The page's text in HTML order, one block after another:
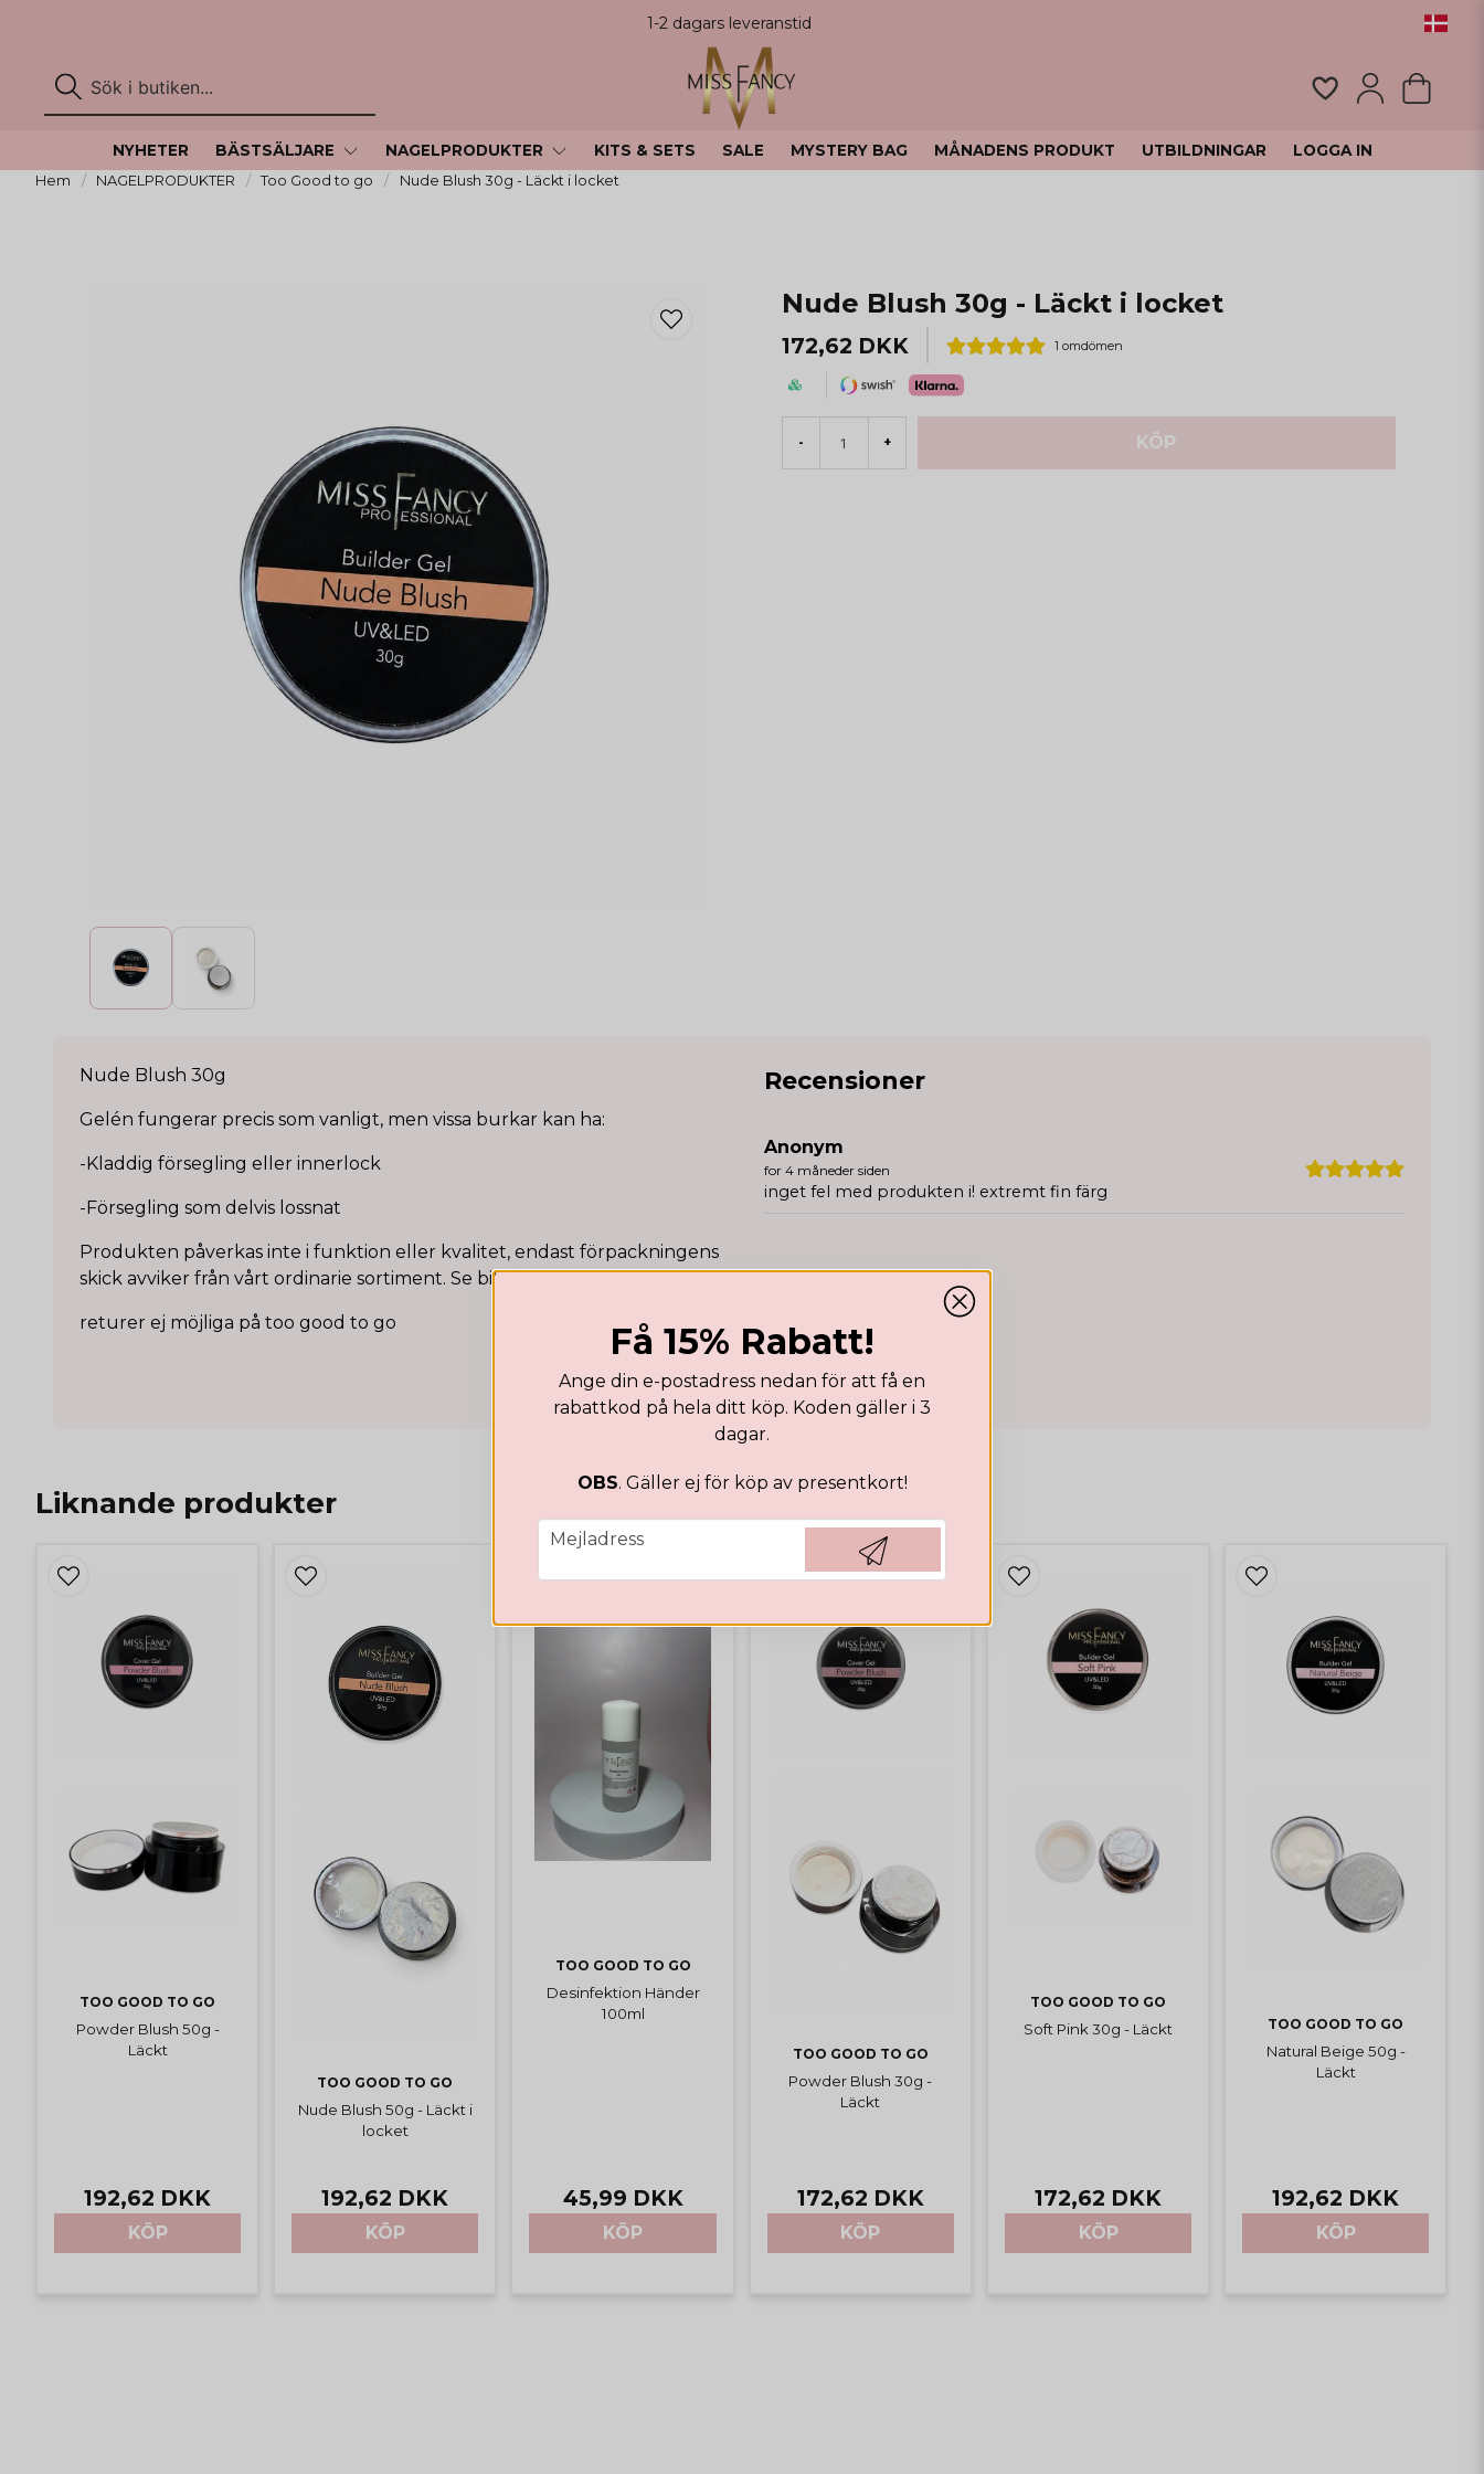
1-2 dagars leveranstid
NYHETER BÄSTSÄLJARE NAGELPRODUKTER KITS & SETS SALE MYSTERY BAG MÅNADENS PRODUKT UTBILDNINGAR LOGGA IN
Hem NAGELPRODUKTER Too Good to go Nude Blush 30g - Läckt i locket
Nude Blush 30g - Läckt i locket
172,62 DKK 1 omdömen
- + KÖP
Nude Blush 30g
Gelén fungerar precis som vanligt, men vissa burkar kan ha:
-Kladdig försegling eller innerlock
-Försegling som delvis lossnat
Produkten påverkas inte i funktion eller kvalitet, endast förpackningens
skick avviker från vårt ordinarie sortiment. Se bild
returer ej möjliga på too good to go
Recensioner
Anonym
for 4 måneder siden
inget fel med produkten i! extremt fin färg
Liknande produkter
TOO GOOD TO GO
Powder Blush 50g -
Läckt
192,62 DKK
KÖP
TOO GOOD TO GO
Nude Blush 50g - Läckt i
locket
192,62 DKK
KÖP
TOO GOOD TO GO
Desinfektion Händer
100ml
45,99 DKK
KÖP
TOO GOOD TO GO
Powder Blush 30g -
Läckt
172,62 DKK
KÖP
TOO GOOD TO GO
Soft Pink 30g - Läckt
172,62 DKK
KÖP
TOO GOOD TO GO
Natural Beige 50g -
Läckt
192,62 DKK
KÖP
Få 15% Rabatt!
Ange din e-postadress nedan för att få en
rabattkod på hela ditt köp. Koden gäller i 3
dagar.
OBS. Gäller ej för köp av presentkort!
email
Mejladress
Hämta kod